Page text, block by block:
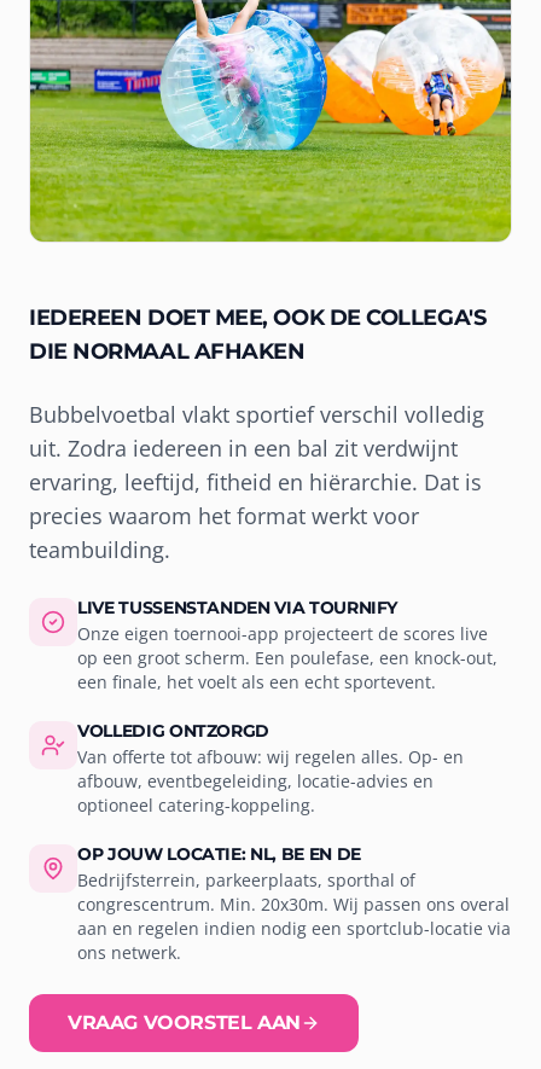
IEDEREEN DOET MEE, OOK DE COLLEGA'S
DIE NORMAAL AFHAKEN
Bubbelvoetbal vlakt sportief verschil volledig
uit. Zodra iedereen in een bal zit verdwijnt
ervaring, leeftijd, fitheid en hiërarchie. Dat is
precies waarom het format werkt voor
teambuilding.
LIVE TUSSENSTANDEN VIA TOURNIFY
Onze eigen toernooi-app projecteert de scores live
op een groot scherm. Een poulefase, een knock-out,
een finale, het voelt als een echt sportevent.
VOLLEDIG ONTZORGD
Van offerte tot afbouw: wij regelen alles. Op- en
afbouw, eventbegeleiding, locatie-advies en
optioneel catering-koppeling.
OP JOUW LOCATIE: NL, BE EN DE
Bedrijfsterrein, parkeerplaats, sporthal of
congrescentrum. Min. 20x30m. Wij passen ons overal
aan en regelen indien nodig een sportclub-locatie via
ons netwerk.
VRAAG VOORSTEL AAN